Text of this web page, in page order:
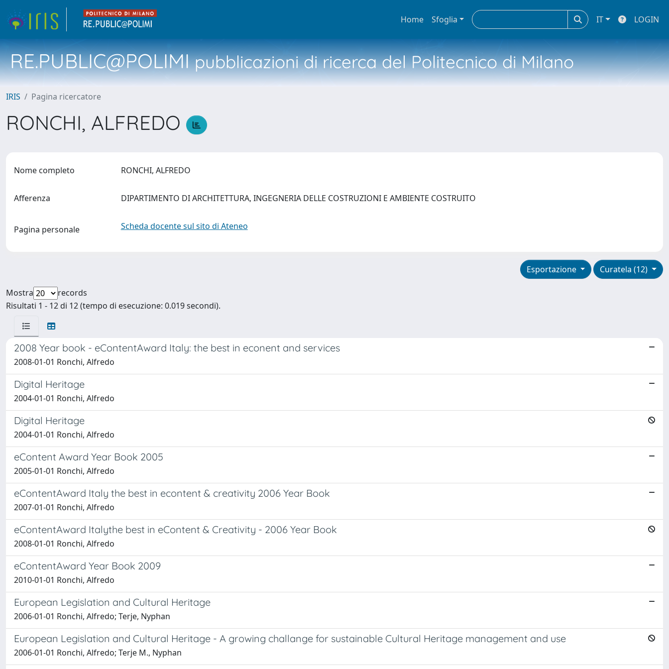
Home Sfoglia IT LOGIN
RE.PUBLIC@POLIMIpubblicazioni di ricerca del Politecnico di Milano
IRIS Pagina ricercatore
RONCHI, ALFREDO
Nome completo RONCHI, ALFREDO
Afferenza DIPARTIMENTO DI ARCHITETTURA, INGEGNERIA DELLE COSTRUZIONI E AMBIENTE COSTRUITO
Pagina personale Scheda docente sul sito di Ateneo
Curatela (12)
Esportazione
Mostra
records
Risultati 1 - 12 di 12 (tempo di esecuzione: 0.019 secondi).
2008 Year book - eContentAward Italy: the best in econent and services
2008-01-01 Ronchi, Alfredo
Digital Heritage
2004-01-01 Ronchi, Alfredo
Digital Heritage
2004-01-01 Ronchi, Alfredo
eContent Award Year Book 2005
2005-01-01 Ronchi, Alfredo
eContentAward Italy the best in econtent & creativity 2006 Year Book
2007-01-01 Ronchi, Alfredo
eContentAward Italythe best in eContent & Creativity - 2006 Year Book
2008-01-01 Ronchi, Alfredo
eContentAward Year Book 2009
2010-01-01 Ronchi, Alfredo
European Legislation and Cultural Heritage
2006-01-01 Ronchi, Alfredo; Terje, Nyphan
European Legislation and Cultural Heritage - A growing challange for sustainable Cultural Heritage management and use
2006-01-01 Ronchi, Alfredo; Terje M., Nyphan